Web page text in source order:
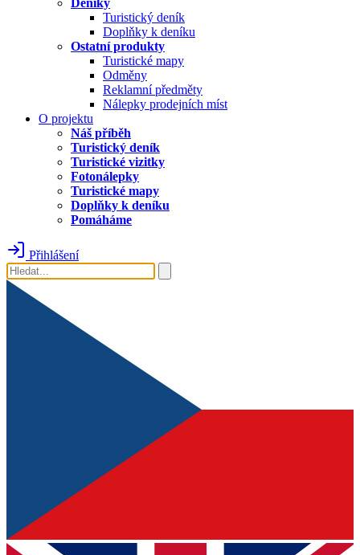
Deníky
Turistický deník
Doplňky k deníku
Ostatní produkty
Turistické mapy
Odměny
Reklamní předměty
Nálepky prodejních míst
O projektu
Náš příběh
Turistický deník
Turistické vizitky
Fotonálepky
Turistické mapy
Doplňky k deníku
Pomáháme
Přihlášení